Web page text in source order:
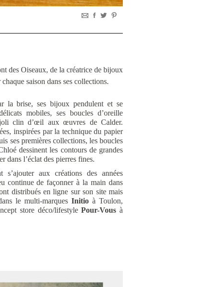
des Oiseaux, de la créatrice de bijoux
saison dans ses collections.
la brise, ses bijoux pendulent et se
mobiles, ses boucles d’oreille
clin d’œil aux œuvres de Calder.
inspirées par la technique du papier
ses premières collections, les boucles
dessinent les contours de grandes
dans l’éclat des pierres fines.
aux créations des années
continue de façonner à la main dans
distribués en ligne sur son site mais
le multi-marques Initio à Toulon,
store déco/lifestylePour-Vous à